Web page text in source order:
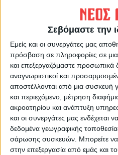
Σεβόμαστε την
Εμείς και οι συνεργάτες μας
πρόσβαση σε πληροφορίες σε
και επεξεργαζόμαστε προσωπικά
αναγνωριστικοί και
αποστέλλονται από μια συσκευή
και περιεχόμενο, μέτρηση
ακροατηρίου και ανάπτυξη
και οι συνεργάτες μας ενδέχεται
δεδομένα γεωγραφικής
σάρωσης συσκευών. Μπορείτε να
στην επεξεργασία από εμάς και
VIDEO ΤΗΣ ΘΕΣΣΑΛΙΑΣ
Περιπέτεια για τον
Γιάννη Σκόκα